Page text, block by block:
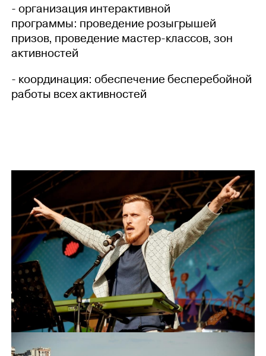
- организация интерактивной
программы: проведение розыгрышей
призов, проведение мастер-классов, зон
активностей
- координация: обеспечение бесперебойной
работы всех активностей